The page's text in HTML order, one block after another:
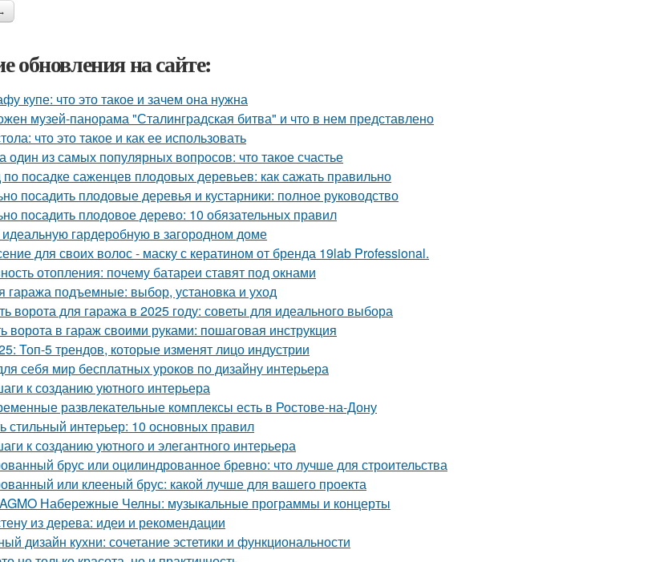
обновления на сайте:
купе: что это такое и зачем она нужна
музей-панорама "Сталинградская битва" и что в нем представлено
что это такое и как ее использовать
один из самых популярных вопросов: что такое счастье
посадке саженцев плодовых деревьев: как сажать правильно
посадить плодовые деревья и кустарники: полное руководство
посадить плодовое дерево: 10 обязательных правил
идеальную гардеробную в загородном доме
для своих волос - маску с кератином от бренда 19lab Professional.
отопления: почему батареи ставят под окнами
гаража подъемные: выбор, установка и уход
ворота для гаража в 2025 году: советы для идеального выбора
ворота в гараж своими руками: пошаговая инструкция
Топ-5 трендов, которые изменят лицо индустрии
себя мир бесплатных уроков по дизайну интерьера
к созданию уютного интерьера
развлекательные комплексы есть в Ростове-на-Дону
стильный интерьер: 10 основных правил
к созданию уютного и элегантного интерьера
брус или оцилиндрованное бревно: что лучше для строительства
или клееный брус: какой лучше для вашего проекта
Набережные Челны: музыкальные программы и концерты
из дерева: идеи и рекомендации
дизайн кухни: сочетание эстетики и функциональности